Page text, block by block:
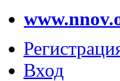
Вход